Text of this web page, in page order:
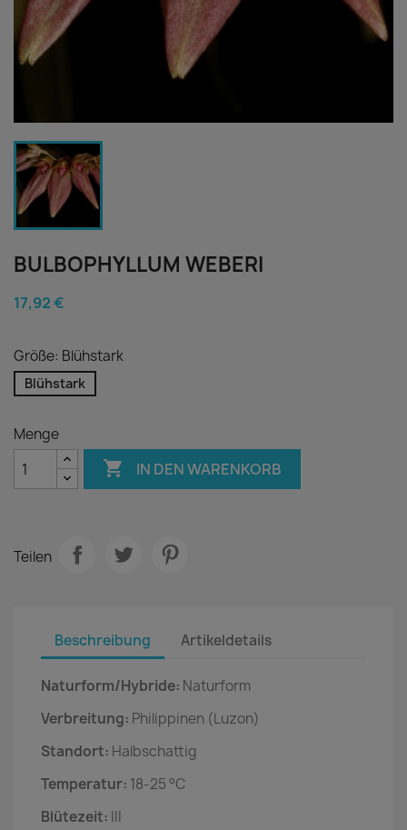
BULBOPHYLLUM WEBERI
17,92 €
Größe: Blühstark
Blühstark
Menge
 IN DEN WARENKORB
Teilen
Beschreibung Artikeldetails
Naturform/Hybride: Naturform
Verbreitung: Philippinen (Luzon)
Standort: Halbschattig
Temperatur: 18-25 °C
Blütezeit: III